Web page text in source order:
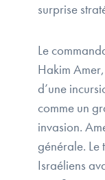
surprise
Le
Hakim
d’une
comme un
invasion.
générale. Le
Israéliens